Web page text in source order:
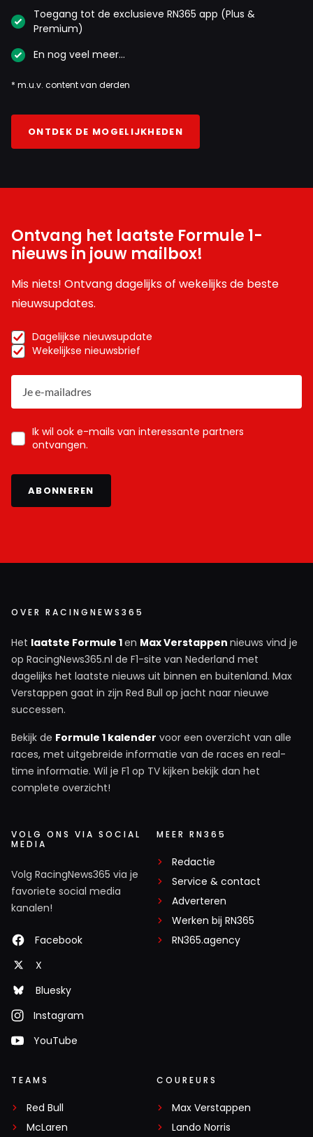
Toegang tot de exclusieve RN365 app (Plus &
Premium)
En nog veel meer…
* m.u.v. content van derden
ONTDEK DE MOGELIJKHEDEN
Ontvang het laatste Formule 1-
nieuws in jouw mailbox!
Mis niets! Ontvang dagelijks of wekelijks de beste
nieuwsupdates.
Dagelijkse nieuwsupdate
Wekelijkse nieuwsbrief
Ik wil ook e-mails van interessante partners
ontvangen.
ABONNEREN
OVER RACINGNEWS365
Het laatste Formule 1en Max Verstappen nieuws vind je
op RacingNews365.nl de F1-site van Nederland met
dagelijks het laatste nieuws uit binnen en buitenland. Max
Verstappen gaat in zijn Red Bull op jacht naar nieuwe
successen.
Bekijk de Formule 1 kalender voor een overzicht van alle
races, met uitgebreide informatie van de races en real-
time informatie. Wil je F1 op TV kijken bekijk dan het
complete overzicht!
VOLG ONS VIA SOCIAL
MEDIA
Volg RacingNews365 via je
favoriete social media
kanalen!
Facebook
X
Bluesky
Instagram
YouTube
MEER RN365
Redactie
Service & contact
Adverteren
Werken bij RN365
RN365.agency
TEAMS
Red Bull
McLaren
COUREURS
Max Verstappen
Lando Norris